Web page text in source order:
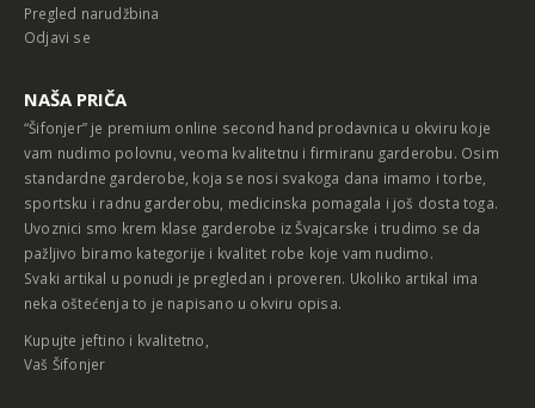
Pregled narudžbina
Odjavi se
NAŠA PRIČA
“Šifonjer” je premium online second hand prodavnica u okviru koje
vam nudimo polovnu, veoma kvalitetnu i firmiranu garderobu. Osim
standardne garderobe, koja se nosi svakoga dana imamo i torbe,
sportsku i radnu garderobu, medicinska pomagala i još dosta toga.
Uvoznici smo krem klase garderobe iz Švajcarske i trudimo se da
pažljivo biramo kategorije i kvalitet robe koje vam nudimo.
Svaki artikal u ponudi je pregledan i proveren. Ukoliko artikal ima
neka oštećenja to je napisano u okviru opisa.
Kupujte jeftino i kvalitetno,
Vaš Šifonjer